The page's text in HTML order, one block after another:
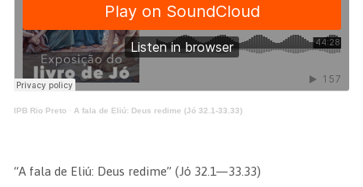
IPB Rio Preto· A fala de Eliú: Deus redime (Jó 32.1-33.33)
“A fala de Eliú: Deus redime” (Jó 32.1—33.33)